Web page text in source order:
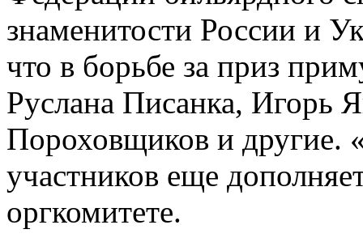
знаменитости России и
что в борьбе за приз
Руслана Писанка, Игорь
Пороховщиков и другие.
участников еще
оргкомитете.